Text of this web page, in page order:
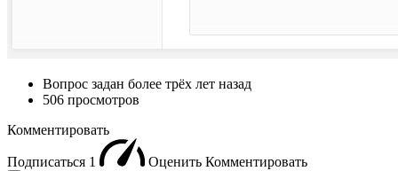
Вопрос задан более трёх лет назад
506 просмотров
Комментировать
Подписаться 1 Оценить Комментировать